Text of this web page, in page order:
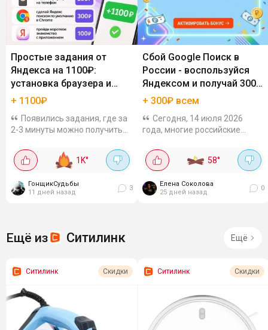
Простые задания от
Яндекса на 1100₽:
установка браузера и
поиск
+ 1100₽
Появились задания, где за
2-3 минуты можно получить
деньги реально приходят. В
чём суть: Яндекс знакомит
1K°
ГонщикСудьбы
11 дней назад
3
Сбой Google Поиск в
России - воспользуйся
Яндексом и получай 300₽
бонуса
+ 300₽ всем
Сегодня, 14 июля 2026
года, многие российские
проблемами доступа к
поисковику Google, а также к
и хорошая новость!...
58°
Елена Соколова
25 дней назад
0
Ещё из Ситилинк Ещё
Ситилинк Скидки Ситилинк Скидки